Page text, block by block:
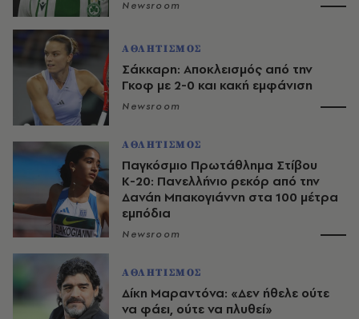
Newsroom
ΑΘΛΗΤΙΣΜΟΣ
Σάκκαρη: Αποκλεισμός από την
Γκοφ με 2-0 και κακή εμφάνιση
Newsroom
ΑΘΛΗΤΙΣΜΟΣ
Παγκόσμιο Πρωτάθλημα Στίβου
Κ-20: Πανελλήνιο ρεκόρ από την
Δανάη Μπακογιάννη στα 100 μέτρα
εμπόδια
Newsroom
ΑΘΛΗΤΙΣΜΟΣ
Δίκη Μαραντόνα: «Δεν ήθελε ούτε
να φάει, ούτε να πλυθεί»